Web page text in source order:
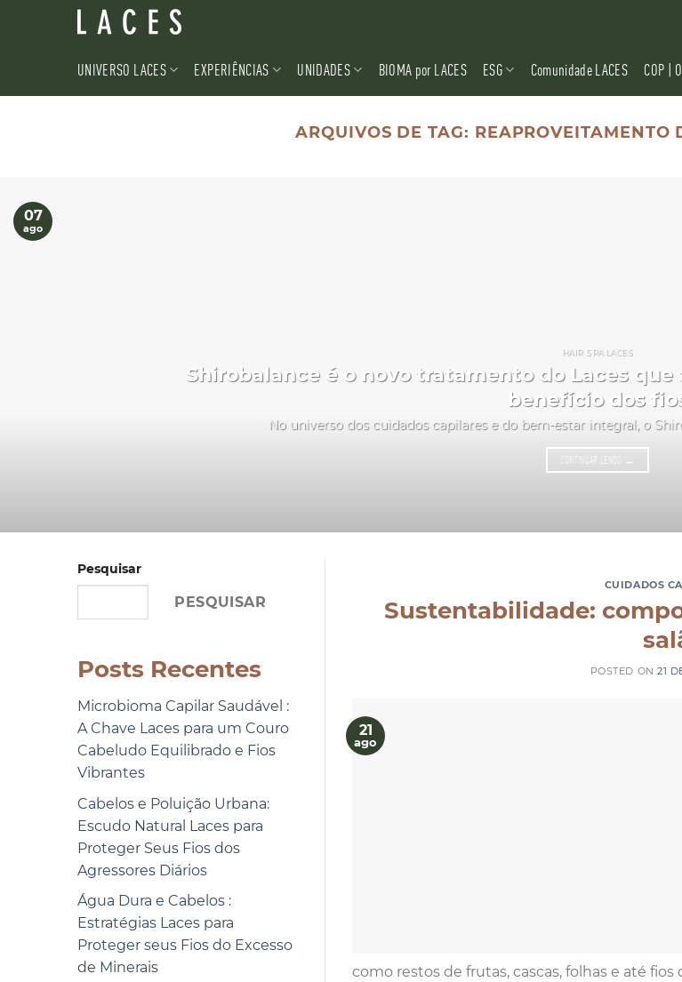
UNIVERSO LACES EXPERIÊNCIAS UNIDADES BIOMA por LACES ESG Comunidade LACES COP |
ARQUIVOS DE TAG: REAPROVEITAMENTO
HAIR SPA LACES
Shirobalance é o novo tratamento do Laces
benefício dos
No universo dos cuidados capilares e do bem-estar integral, o
CONTINUAR LENDO →
07
ago
Pesquisar
PESQUISAR
Posts Recentes
Microbioma Capilar Saudável :
A Chave Laces para um Couro
Cabeludo Equilibrado e Fios
Vibrantes
Cabelos e Poluição Urbana:
Escudo Natural Laces para
Proteger Seus Fios dos
Agressores Diários
Água Dura e Cabelos :
Estratégias Laces para
Proteger seus Fios do Excesso
de Minerais
CUIDADOS
Sustentabilidade:
POSTED ON21
21
ago
como restos de frutas, cascas, folhas e até